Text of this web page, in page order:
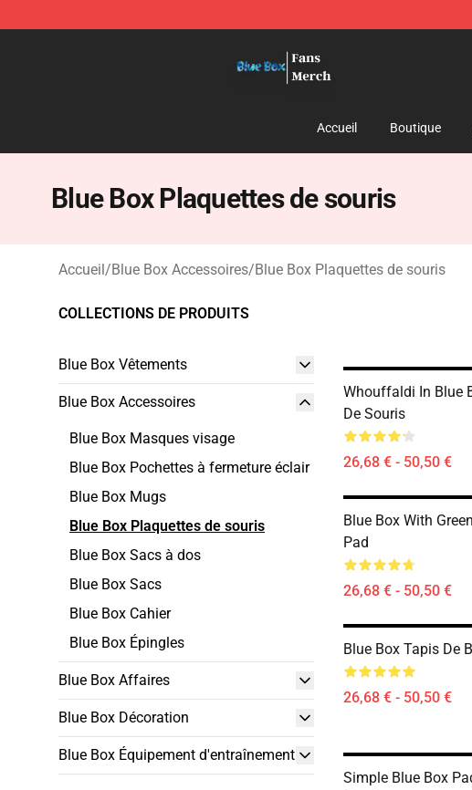
Accueil Boutique
Blue Box Plaquettes de souris
Accueil/Blue Box Accessoires/Blue Box Plaquettes de souris
COLLECTIONS DE PRODUITS
Blue Box Vêtements
Blue Box Accessoires
Blue Box Masques visage
Blue Box Pochettes à fermeture éclair
Blue Box Mugs
Blue Box Plaquettes de souris
Blue Box Sacs à dos
Blue Box Sacs
Blue Box Cahier
Blue Box Épingles
Blue Box Affaires
Blue Box Décoration
Blue Box Équipement d'entraînement
Whouffaldi In Blue
De Souris
26,68 € - 50,50 €
Blue Box With
Pad
26,68 € - 50,50 €
Blue Box Tapis De
26,68 € - 50,50 €
Simple Blue Box